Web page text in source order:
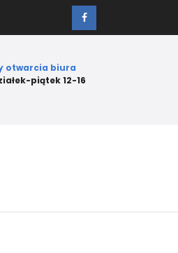
otwarcia biura
piątek 12-16